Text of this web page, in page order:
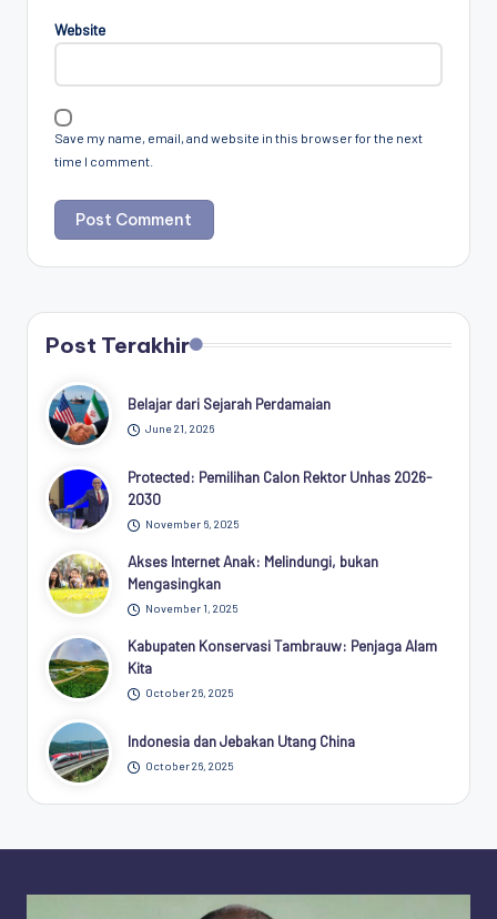
Website
Save my name, email, and website in this browser for the next
time I comment.
Post Terakhir
Belajar dari Sejarah Perdamaian
June 21, 2026
Protected: Pemilihan Calon Rektor Unhas 2026-
2030
November 6, 2025
Akses Internet Anak: Melindungi, bukan
Mengasingkan
November 1, 2025
Kabupaten Konservasi Tambrauw: Penjaga Alam
Kita
October 26, 2025
Indonesia dan Jebakan Utang China
October 26, 2025